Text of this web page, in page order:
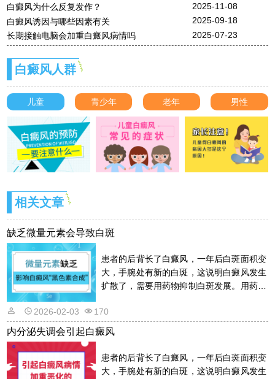
白癜风为什么反复发作？
2025-11-08
白癜风诱因与哪些因素有关
2025-09-18
长期接触电脑会加重白癜风病情吗
2025-07-23
白癜风人群
儿童 青少年 老年 男性
相关文章
缺乏微量元素会导致白斑
患者的后背长了白癜风，一年后白斑面积变
大，手腕处有新的白斑，这说明白癜风发生
扩散了，需要用药物抑制白斑发展。用药物
其反。详情请看文章介绍内容。
2026-02-03 170
内分泌失调会引起白癜风
患者的后背长了白癜风，一年后白斑面积变
大，手腕处有新的白斑，这说明白癜风发生